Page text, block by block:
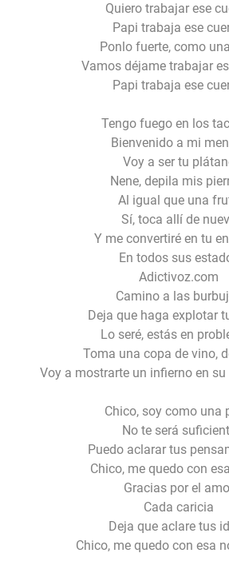
Quiero trabajar ese
Papi trabaja ese
Ponlo fuerte, como
Vamos déjame trabajar
Papi trabaja ese
Tengo fuego en los
Bienvenido a mi
Voy a ser tu
Nene, depila mis
Al igual que una
Sí, toca allí de
Y me convertiré en tu
En todos sus
Adictivoz.com
Camino a las
Deja que haga explotar
Lo seré, estás en
Toma una copa de vino,
Voy a mostrarte un infierno en
Chico, soy como una
No te será
Puedo aclarar tus
Chico, me quedo con
Gracias por el
Cada caricia
Deja que aclare tus
Chico, me quedo con esa